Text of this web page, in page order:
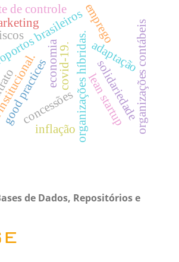
covid-19.
concessões
brasileiros
organizações híbridas.
de controle
lean startup
adaptaçãoorganizações contábeis
solidariedade
economia
good practices
emprego
inflação
de Dados, Repositórios e